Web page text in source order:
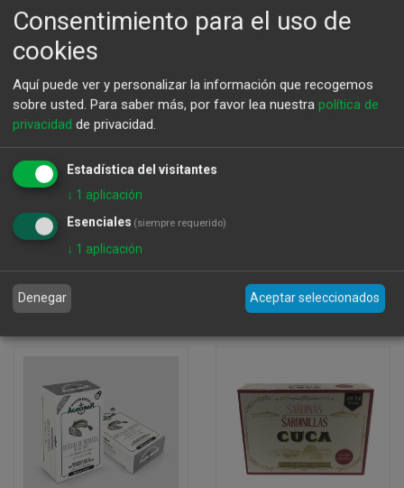
Sardinillas en Aceite
de Oliva 16/20 120Gr
El Ronqueo
50Gr Octavillo
4,40€
Consentimiento para el uso de
cookies
Aquí puede ver y personalizar la información que recogemos
sobre usted. Para saber más, por favor lea nuestra política de
privacidad de privacidad.
Estadística del visitantes
↓ 1 aplicación
Esenciales (siempre requerido)
↓ 1 aplicación
Denegar Aceptar seleccionados